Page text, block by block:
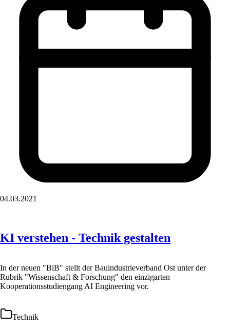
04.03.2021
KI verstehen - Technik gestalten
In der neuen "BiB" stellt der Bauindustrieverband Ost unter der
Rubrik "Wissenschaft & Forschung" den einzigarten
Kooperationsstudiengang AI Engineering vor.
Technik